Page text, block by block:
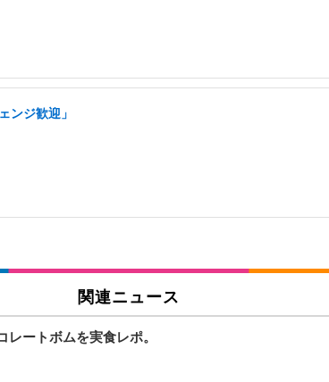
ンジ歓迎」
関連ニュース
ートボムを実食レポ。